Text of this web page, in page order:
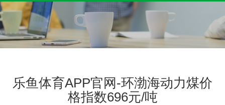
乐鱼体育APP官网-环渤海动力煤价
格指数696元/吨